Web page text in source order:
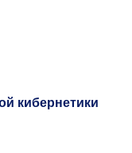
кибернетики